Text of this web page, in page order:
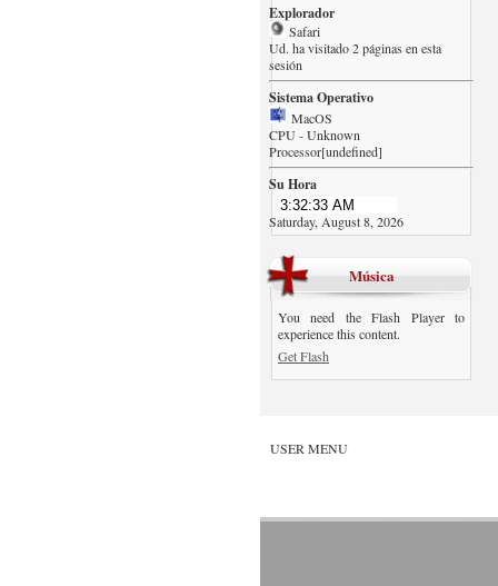
Explorador
Safari
Ud. ha visitado 2 páginas en esta
sesión
Sistema Operativo
MacOS
CPU - Unknown
Processor[undefined]
Su Hora
Saturday, August 8, 2026
Música
You need the Flash Player to
experience this content.
Get Flash
USER MENU